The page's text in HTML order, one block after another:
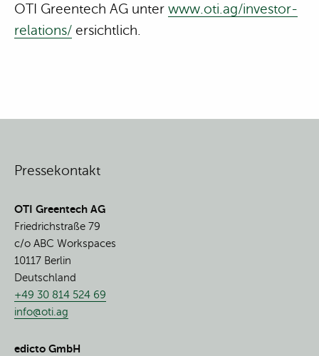
OTI Greentech AG unter www.oti.ag/investor-
relations/ ersichtlich.
Pressekontakt
OTI Greentech AG
Friedrichstraße 79
c/o ABC Workspaces
10117 Berlin
Deutschland
+49 30 814 524 69
info@oti.ag
edicto GmbH